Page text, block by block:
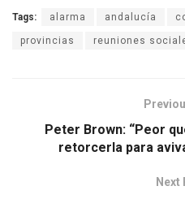
Tags: alarma andalucía
provincias reuniones
Peter Brown: “Peor
retorcerla para
Next